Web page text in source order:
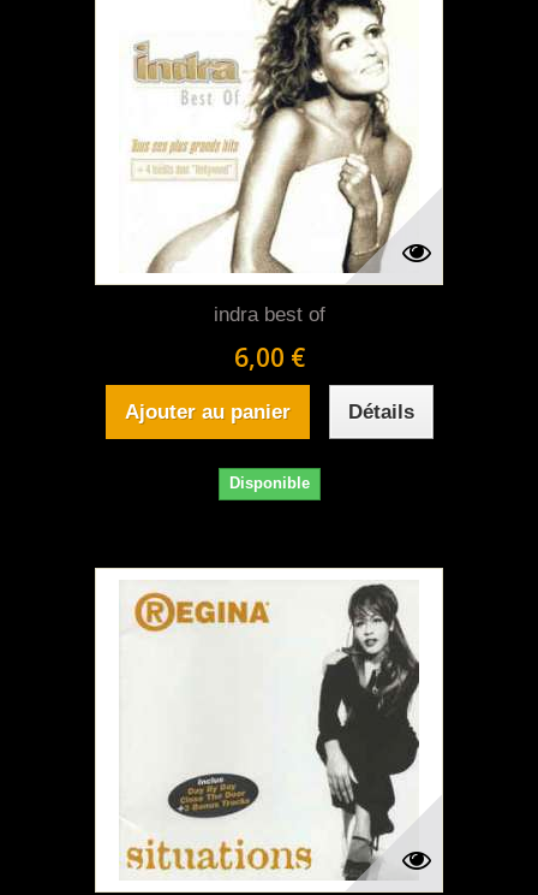
indra best of
6,00 €
Ajouter au panier Détails
Disponible